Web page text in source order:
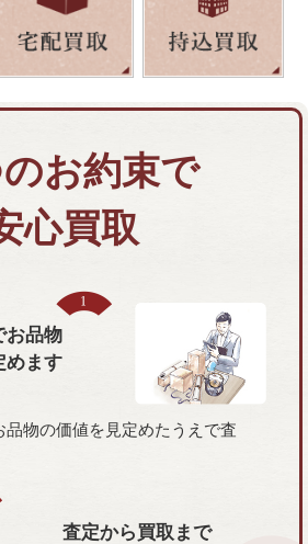
のお約束で
心買取
お品物
めます
品物の価値を見定めたうえで査
査定から買取まで